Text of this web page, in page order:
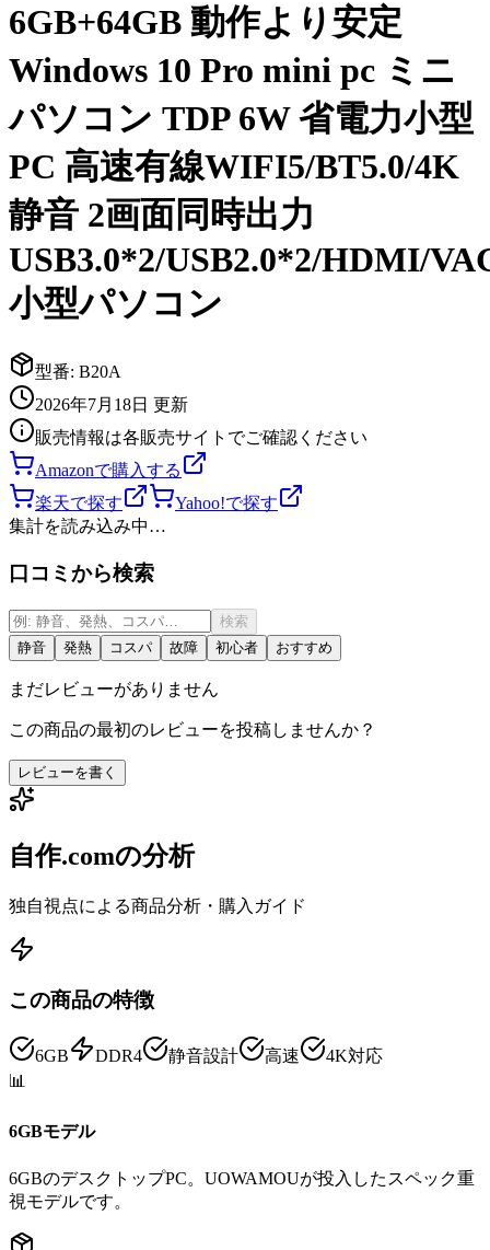
6GB+64GB 動作より安定
Windows 10 Pro mini pc ミニ
パソコン TDP 6W 省電力小型
PC 高速有線WIFI5/BT5.0/4K
静音 2画面同時出力
USB3.0*2/USB2.0*2/HDMI/
小型パソコン
型番: B20A
2026年7月18日 更新
販売情報は各販売サイトでご確認ください
Amazonで購入する
楽天で探す
Yahoo!で探す
集計を読み込み中…
口コミから検索
検索
静音
発熱 コスパ 故障 初心者 おすすめ
まだレビューがありません
この商品の最初のレビューを投稿しませんか？
レビューを書く
自作.comの分析
独自視点による商品分析・購入ガイド
この商品の特徴
6GB DDR4 静音設計 高速
4K対応
📊
6GBモデル
6GBのデスクトップPC。UOWAMOUが投入したスペック重
視モデルです。